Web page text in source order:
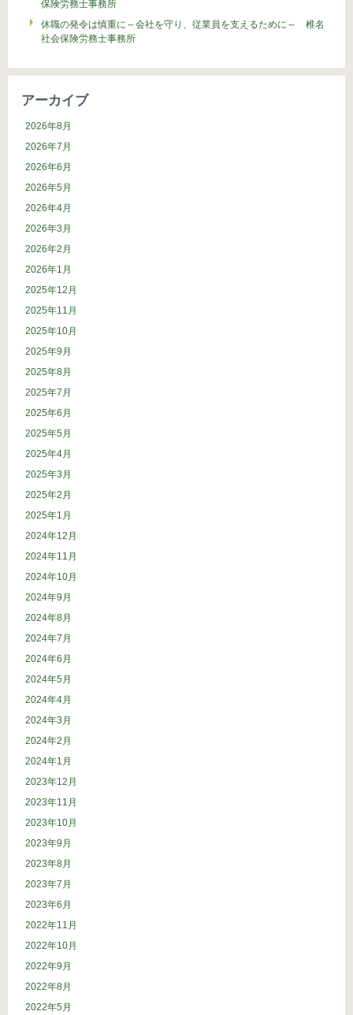
保険労務士事務所
休職の発令は慎重に～会社を守り、従業員を支えるために～ 椎名
社会保険労務士事務所
アーカイブ
2026年8月
2026年7月
2026年6月
2026年5月
2026年4月
2026年3月
2026年2月
2026年1月
2025年12月
2025年11月
2025年10月
2025年9月
2025年8月
2025年7月
2025年6月
2025年5月
2025年4月
2025年3月
2025年2月
2025年1月
2024年12月
2024年11月
2024年10月
2024年9月
2024年8月
2024年7月
2024年6月
2024年5月
2024年4月
2024年3月
2024年2月
2024年1月
2023年12月
2023年11月
2023年10月
2023年9月
2023年8月
2023年7月
2023年6月
2022年11月
2022年10月
2022年9月
2022年8月
2022年5月